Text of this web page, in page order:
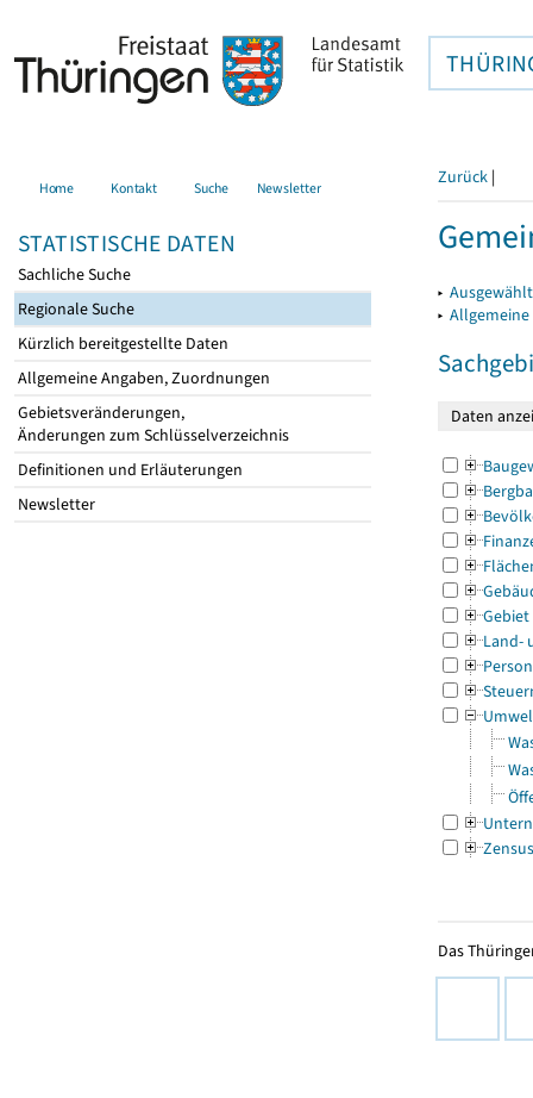
Home Kontakt Suche Newsletter
STATISTISCHE DATEN
Sachliche Suche
Regionale Suche
Kürzlich bereitgestellte Daten
Allgemeine Angaben, Zuordnungen
Gebietsveränderungen,
Änderungen zum Schlüsselverzeichnis
Definitionen und Erläuterungen
Newsletter
Zurück |
▸
▸
Gebiet
Land-
Zensus
Das